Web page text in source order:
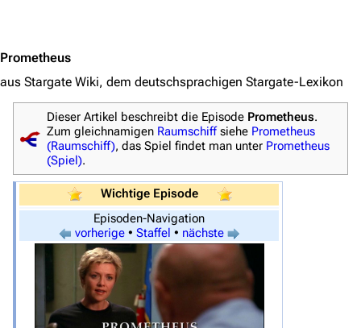
3638 2133 346.354
Navigation
Prometheus
aus Stargate Wiki, dem deutschsprachigen Stargate-Lexikon
Dieser Artikel beschreibt die Episode Prometheus.
Zum gleichnamigen Raumschiffsiehe Prometheus
(Raumschiff), das Spiel findet man unter Prometheus
(Spiel).
Wichtige Episode
Episoden-Navigation
vorherige• Staffel • nächste